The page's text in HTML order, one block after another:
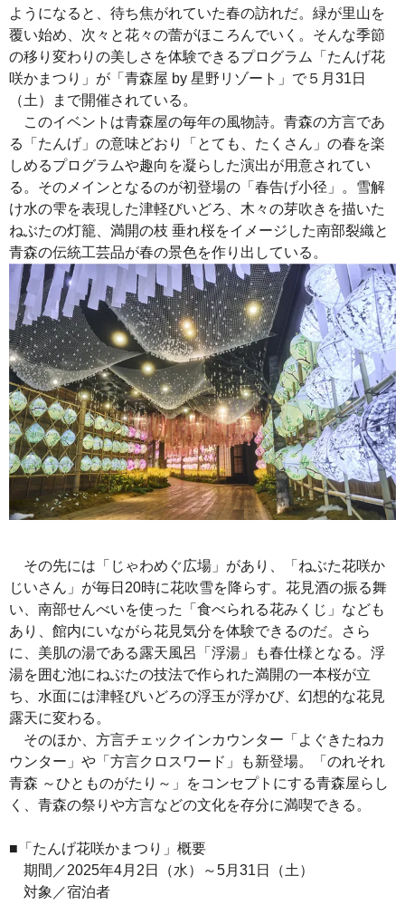
ようになると、待ち焦がれていた春の訪れだ。緑が里山を
覆い始め、次々と花々の蕾がほころんでいく。そんな季節
の移り変わりの美しさを体験できるプログラム「たんげ花
咲かまつり」が「青森屋 by 星野リゾート」で５月31日
（土）まで開催されている。
このイベントは青森屋の毎年の風物詩。青森の方言であ
る「たんげ」の意味どおり「とても、たくさん」の春を楽
しめるプログラムや趣向を凝らした演出が用意されてい
る。そのメインとなるのが初登場の「春告げ小径」。雪解
け水の雫を表現した津軽びいどろ、木々の芽吹きを描いた
ねぶたの灯籠、満開の枝 垂れ桜をイメージした南部裂織と
青森の伝統工芸品が春の景色を作り出している。
その先には「じゃわめぐ広場」があり、「ねぶた花咲か
じいさん」が毎日20時に花吹雪を降らす。花見酒の振る舞
い、南部せんべいを使った「食べられる花みくじ」なども
あり、館内にいながら花見気分を体験できるのだ。さら
に、美肌の湯である露天風呂「浮湯」も春仕様となる。浮
湯を囲む池にねぶたの技法で作られた満開の一本桜が立
ち、水面には津軽びいどろの浮玉が浮かび、幻想的な花見
露天に変わる。
そのほか、方言チェックインカウンター「よぐきたねカ
ウンター」や「方言クロスワード」も新登場。「のれそれ
青森 ～ひとものがたり～」をコンセプトにする青森屋らし
く、青森の祭りや方言などの文化を存分に満喫できる。
■「たんげ花咲かまつり」概要
期間／2025年4月2日（水）～5月31日（土）
対象／宿泊者